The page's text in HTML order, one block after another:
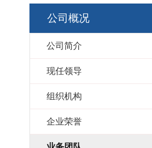
公司概况
公司简介
现任领导
组织机构
企业荣誉